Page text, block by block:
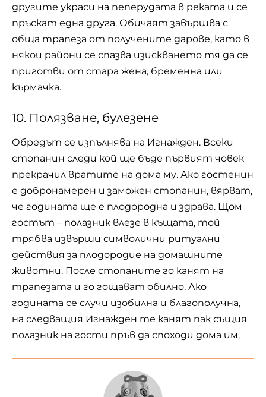
другите украси на пеперудата в реката и се
пръскат една друга. Обичаят завършва с
обща трапеза от получените дарове, като в
някои райони се спазва изискването тя да се
приготви от стара жена, бременна или
кърмачка.
10. Полязване, булезене
Обредът се изпълнява на Игнажден. Всеки
стопанин следи кой ще бъде първият човек
прекрачил вратите на дома му. Ако гостенин
е добронамерен и заможен стопанин, вярват,
че годината ще е плодородна и здрава. Щом
гостът – полазник влезе в къщата, той
трябва извърши символични ритуални
действия за плодородие на домашните
животни. После стопаните го канят на
трапезата и го гощават обилно. Ако
годината се случи изобилна и благополучна,
на следващия Игнажден те канят пак същия
полазник на гости пръв да споходи дома им.